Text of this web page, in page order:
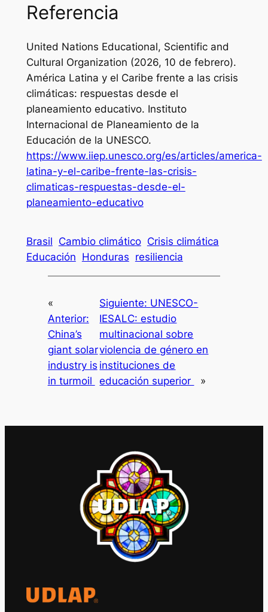
Referencia
United Nations Educational, Scientific and
Cultural Organization (2026, 10 de febrero).
América Latina y el Caribe frente a las crisis
climáticas: respuestas desde el
planeamiento educativo. Instituto
Internacional de Planeamiento de la
Educación de la UNESCO.
https://www.iiep.unesco.org/es/articles/america-
latina-y-el-caribe-frente-las-crisis-
climaticas-respuestas-desde-el-
planeamiento-educativo
Brasil Cambio climático Crisis climática
Educación Honduras resiliencia
«
Anterior:
China’s
giant solar
industry is
in turmoil
Siguiente: UNESCO-
IESALC: estudio
multinacional sobre
violencia de género en
instituciones de
educación superior
»